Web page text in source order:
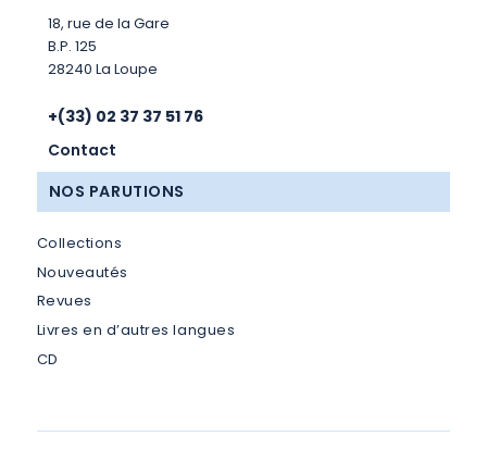
18, rue de la Gare
B.P. 125
28240 La Loupe
+(33) 02 37 37 51 76
Contact
NOS PARUTIONS
Collections
Nouveautés
Revues
Livres en d’autres langues
CD